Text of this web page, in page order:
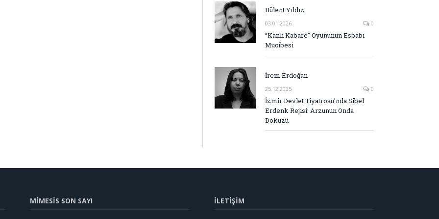
Bülent Yıldız
03.01.2026 0
“Kanlı Kabare” Oyununun Esbabı
Mucibesi
İrem Erdoğan
25.12.2025 0
İzmir Devlet Tiyatrosu’nda Sibel
Erdenk Rejisi: Arzunun Onda
Dokuzu
MİMESİS SON SAYI İLETİŞİM